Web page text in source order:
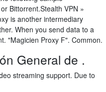
Bittorrent.Stealth VPN »
is another intermediary
When you send data to a
"Magicien Proxy F". Common.
General de .
streaming support. Due to